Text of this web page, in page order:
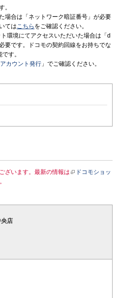
。
場合は「ネットワーク暗証番号」が必要
てはこちら をご確認ください。
環境にてアクセスいただいた場合は「d
要です。ドコモの契約回線をお持ちでな
す。
カウント発行 」でご確認ください。
ざいます。最新の情報は
ドコモショッ
央店